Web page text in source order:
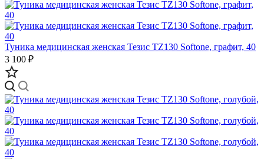
Туника медицинская женская Тезис TZ130 Softone, графит, 40
3 100 ₽